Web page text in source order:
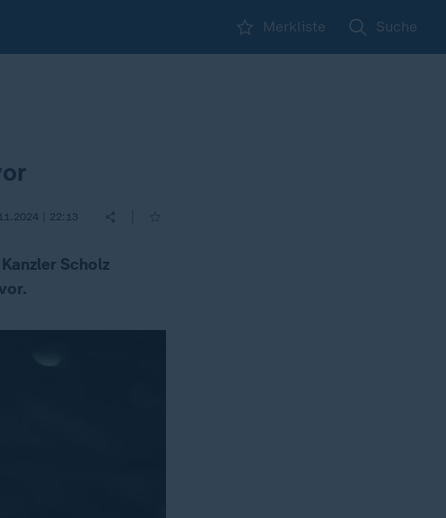
Merkliste Suche
| 22:13
Scholz